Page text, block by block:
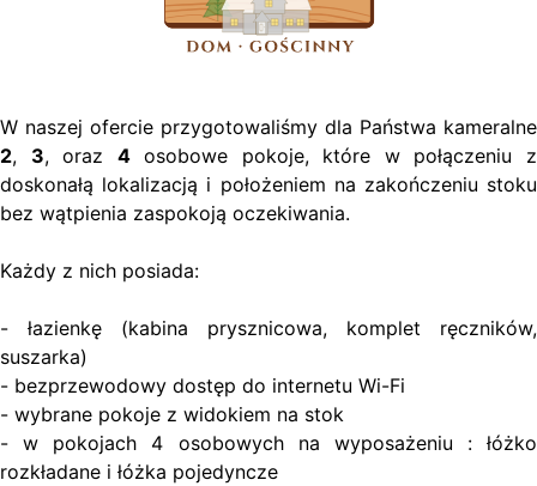
W naszej ofercie przygotowaliśmy dla Państwa kameralne
2, 3, oraz 4osobowe pokoje, które w połączeniu z
doskonałą lokalizacją i położeniem na zakończeniu stoku
bez wątpienia zaspokoją oczekiwania.
Każdy z nich posiada:
- łazienkę (kabina prysznicowa, komplet ręczników,
suszarka)
- bezprzewodowy dostęp do internetu Wi-Fi
- wybrane pokoje z widokiem na stok
- w pokojach 4 osobowych na wyposażeniu : łóżko
rozkładane i łóżka pojedyncze